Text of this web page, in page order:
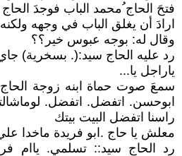
فتحَ الحاج ُمحمد الباب فوجدَ
ارادَ أن يغلق الباب في وجهه
وقال له: بوجه عبوس خير؟؟
رد عليه الحاج سيد:(. بسخرية)
ياراجل يا...
سمعَ صوت حماة ابنه زوجة
ابوحسن. اتفضل. اتفضل.
راسنا اتفضل البيت بيتك
معلش يا حاج .ابو فريدة ماخدا
رد الحاج سيد:: تسلمي. ياام